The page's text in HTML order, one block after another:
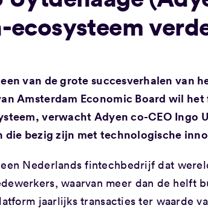
ecosysteem
van de grote succesverhalen van
Amsterdam Economic Board wil
verwacht Adyen co-CEO Ingo
die bezig zijn met technologische
Nederlands fintechbedrijf dat
waarvan meer dan de helft
jaarlijks transacties ter waarde